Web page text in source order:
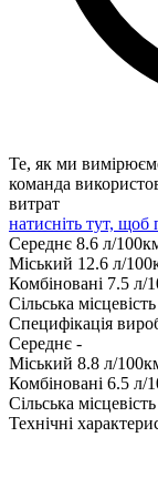
Те, як ми
команда
витрат
натисніть тут,
Середнє 8.6 л/
Міський 12.6 л/
Комбіновані 7.5 л/
Сільська місцевість
Специфікація
Середнє -
Міський 8.8 л/
Комбіновані 6.5 л/
Сільська місцевість
Технічні